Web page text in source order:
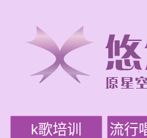
k歌培训 流行